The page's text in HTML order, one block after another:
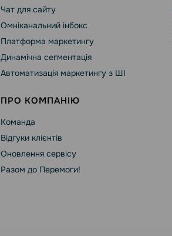
Чат для сайту
Омніканальний інбокс
Платформа маркетингу
Динамічна сегментація
Автоматизація маркетингу з ШІ
ПРО КОМПАНІЮ
Команда
Відгуки клієнтів
Оновлення сервісу
Разом до Перемоги!